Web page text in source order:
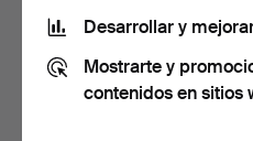
20
Mostrar
Desarrollar y
Mostrarte y
contenidos en sitios